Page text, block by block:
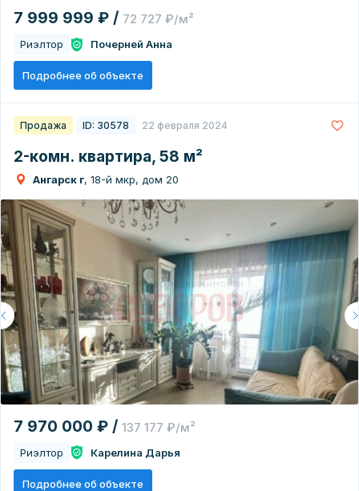
7 999 999 ₽ / 72 727 ₽/м²
Риэлтор Почерней Анна
Подробнее об объекте
Продажа ID: 30578 22 февраля 2024
2-комн. квартира, 58 м²
Ангарск г, 18-й мкр, дом 20
7 970 000 ₽ / 137 177 ₽/м²
Риэлтор Карелина Дарья
Подробнее об объекте